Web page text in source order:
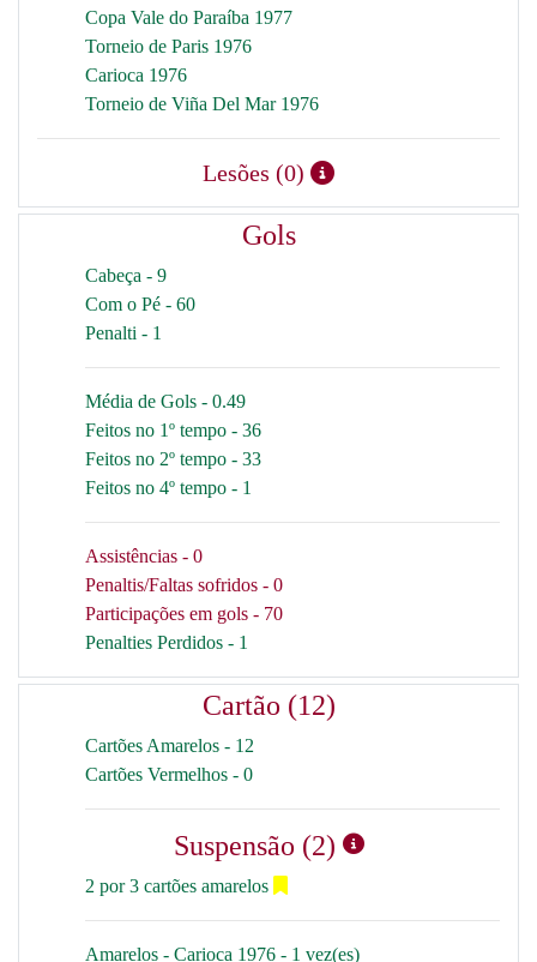
Copa Vale do Paraíba 1977
Torneio de Paris 1976
Carioca 1976
Torneio de Viña Del Mar 1976
Lesões (0)
Gols
Cabeça - 9
Com o Pé - 60
Penalti - 1
Média de Gols - 0.49
Feitos no 1º tempo - 36
Feitos no 2º tempo - 33
Feitos no 4º tempo - 1
Assistências - 0
Penaltis/Faltas sofridos - 0
Participações em gols - 70
Penalties Perdidos - 1
Cartão (12)
Cartões Amarelos - 12
Cartões Vermelhos - 0
Suspensão (2)
2 por 3 cartões amarelos
Amarelos - Carioca 1976 - 1 vez(es)